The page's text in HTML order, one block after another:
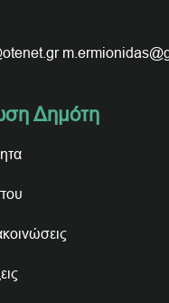
Δημότη